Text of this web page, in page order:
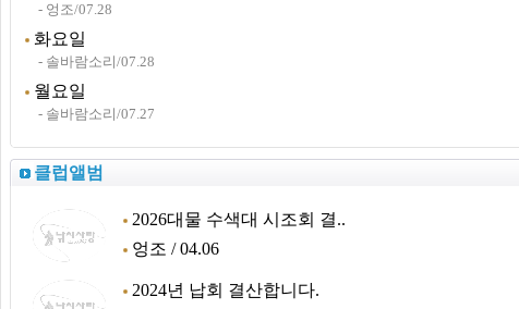
- 엉조/07.28
화요일
- 솔바람소리/07.28
월요일
- 솔바람소리/07.27
클럽앨범
2026대물 수색대 시조회 결..
엉조 / 04.06
2024년 납회 결산합니다.